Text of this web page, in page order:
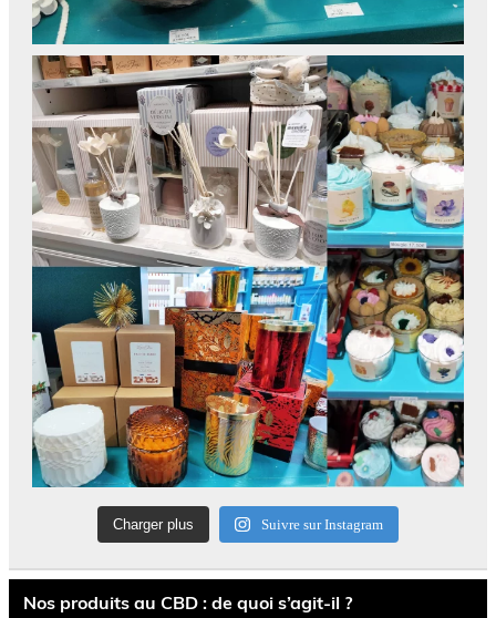
Charger plus Suivre sur Instagram
Nos produits au CBD : de quoi s’agit-il ?